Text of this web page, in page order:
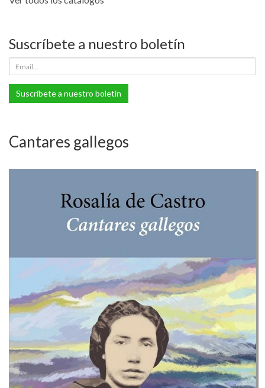
Suscríbete a nuestro boletín
Suscríbete a nuestro boletín
Cantares gallegos